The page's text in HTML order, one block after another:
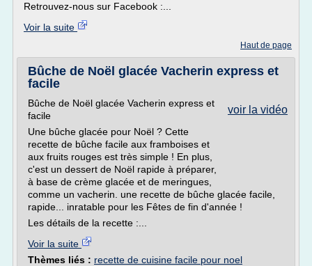
Retrouvez-nous sur Facebook :...
Voir la suite
Haut de page
Bûche de Noël glacée Vacherin express et
facile
voir la vidéo
Bûche de Noël glacée Vacherin express et
facile
Une bûche glacée pour Noël ? Cette
recette de bûche facile aux framboises et
aux fruits rouges est très simple ! En plus,
c'est un dessert de Noël rapide à préparer,
à base de crème glacée et de meringues,
comme un vacherin. une recette de bûche glacée facile,
rapide... inratable pour les Fêtes de fin d'année !
Les détails de la recette :...
Voir la suite
Thèmes liés : recette de cuisine facile pour noel